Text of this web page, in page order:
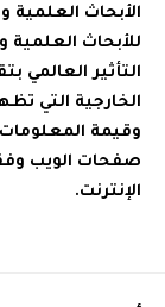
الأبحاث العلمية
للأبحاث
التأثير العالمي
الخارجية التي
وقيمة
صفحات الويب
الإنترنت.